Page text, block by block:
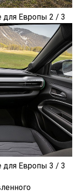
для Европы 2 / 3
для Европы 3 / 3